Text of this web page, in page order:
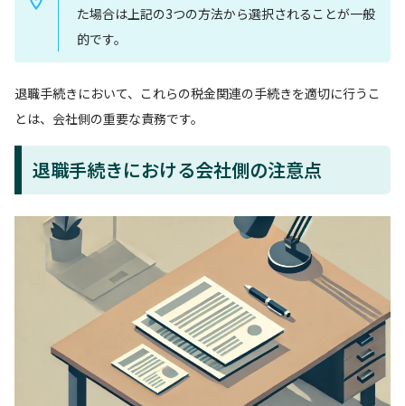
た場合は上記の3つの方法から選択されることが一般
的です。
退職手続きにおいて、これらの税金関連の手続きを適切に行うこ
とは、会社側の重要な責務です。
退職手続きにおける会社側の注意点